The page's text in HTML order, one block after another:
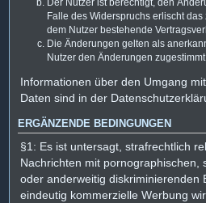
Der Nutzer ist berechtigt, den
Falle des Widerspruchs erlischt
dem Nutzer bestehende
Die Änderungen gelten als
Nutzer den Änderungen
Informationen über den Umgang
Daten sind in der
ERGÄNZENDE BEDINGUNGEN
§1: Es ist untersagt, strafrechtlich
Nachrichten mit pornographischen,
oder anderweitig diskriminierenden
eindeutig kommerzielle Werbung